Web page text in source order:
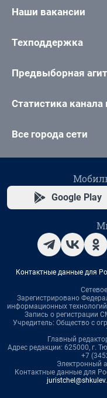
Наши вакансии
Техподдержка
Предвыборная
Статистика канала
Все города сети
Google Play
Контактные данные для
Зарегистрировано
информационных
Запись о регистрации
Учредитель: Общество с
Главный
Адрес редакции: 625000, г.
+7
Электронный
Контактные данные для